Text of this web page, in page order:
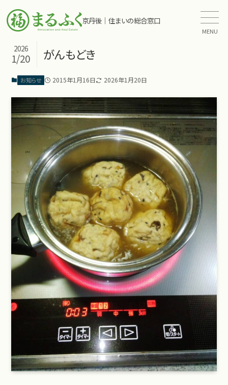
京丹後｜住まいの総合窓口
MENU
がんもどき
2026
1/20
お知らせ 2015年1月16日 2026年1月20日